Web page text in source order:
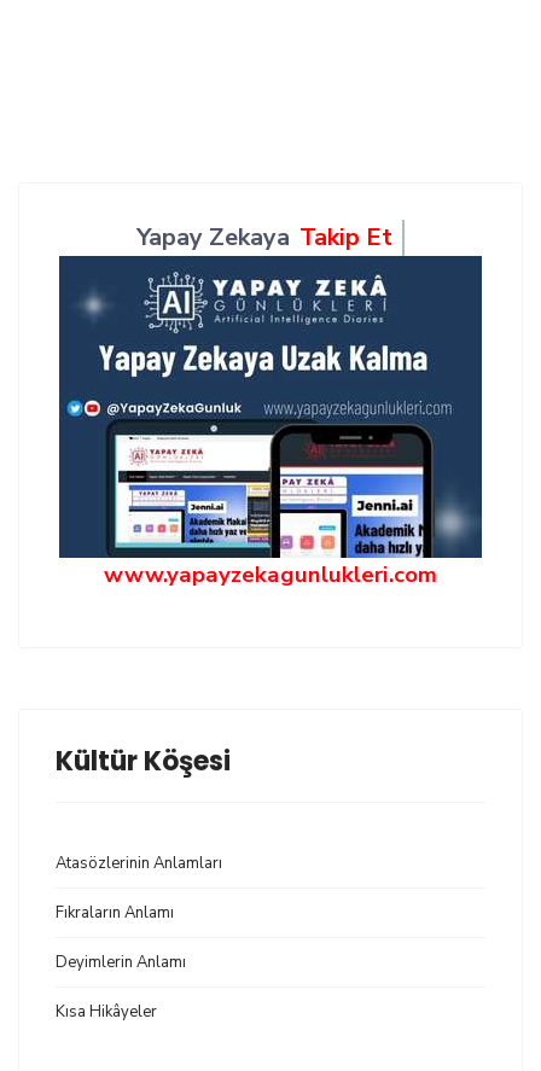
Yapay Zekaya Takip Et
www.yapayzekagunlukleri.com
Kültür Köşesi
Atasözlerinin Anlamları
Fıkraların Anlamı
Deyimlerin Anlamı
Kısa Hikâyeler